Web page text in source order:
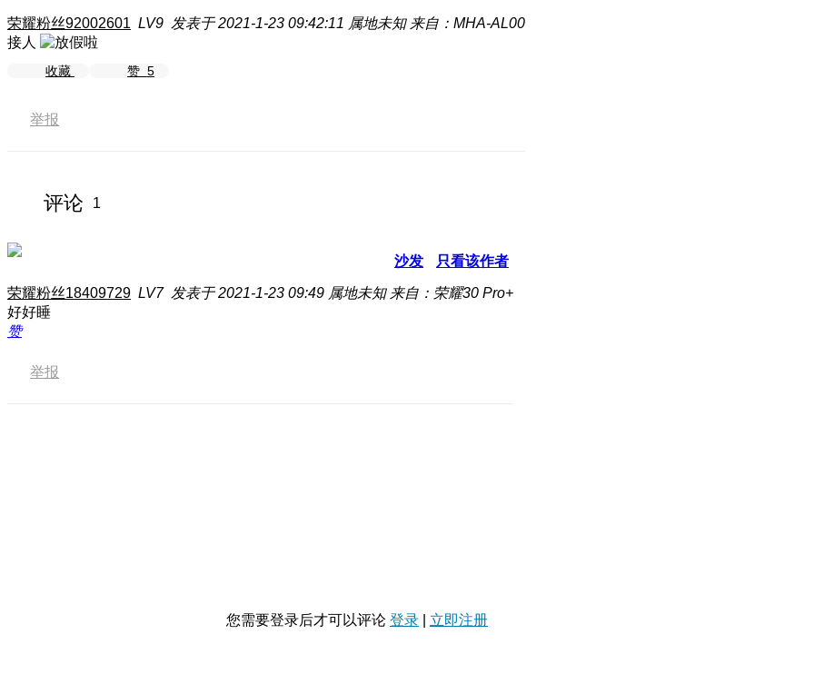
荣耀粉丝92002601 LV9 发表于 2021-1-23 09:42:11 属地未知 来自：MHA-AL00
接人
收藏 赞 5
举报
评论 1
沙发 只看该作者
荣耀粉丝18409729 LV7 发表于 2021-1-23 09:49 属地未知 来自：荣耀30 Pro+
好好睡
赞
举报
您需要登录后才可以评论 登录 立即注册